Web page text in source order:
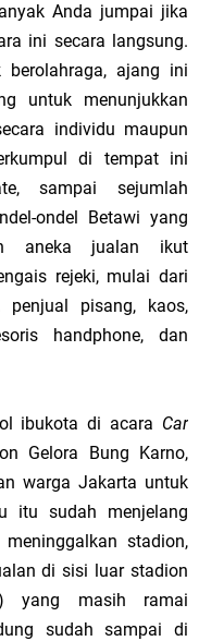
Anda jumpai jika
ini secara langsung.
berolahraga, ajang ini
untuk menunjukkan
individu maupun
di tempat ini
sampai sejumlah
ondel Betawi yang
aneka jualan ikut
rejeki, mulai dari
penjual pisang, kaos,
handphone, dan
ibukota di acara Car
Gelora Bung Karno,
warga Jakarta untuk
itu sudah menjelang
stadion,
di sisi luar stadion
yang masih ramai
sudah sampai di